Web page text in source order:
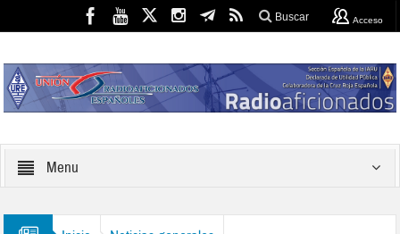
Buscar Acceso
Menu